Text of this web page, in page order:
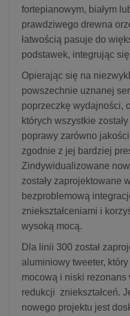
fortepianowym, białym
prawdziwego drewna
łatwością pasuje do
podstawek, integrując
Opierając się na
powszechnie uznanej
poprzeczkę wydajności,
których wszystkie
poprawy zarówno
zgodnie z jej bardziej
Zindywidualizowane
zostały zaprojektowane
bezproblemową
zniekształceniami i
wysoką mocą.
Dla linii 300 został
aluminiowy tweeter,
mocową i niski rezonans
redukcji zniekształceń.
nowego projektu jest